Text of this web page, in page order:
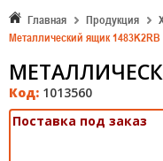
Главная Продукция
Металлический ящик 1483K2RB
Код: 1013560
Поставка под заказ